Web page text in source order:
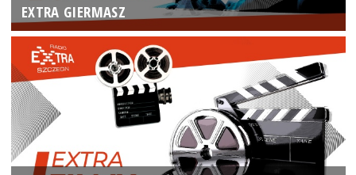
EXTRA GIERMASZ